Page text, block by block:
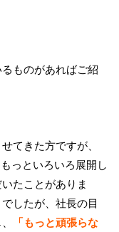
ものがあればご紹
てきた方ですが、
っといろいろ展開し
たことがありま
したが、社長の目
「もっと頑張らな